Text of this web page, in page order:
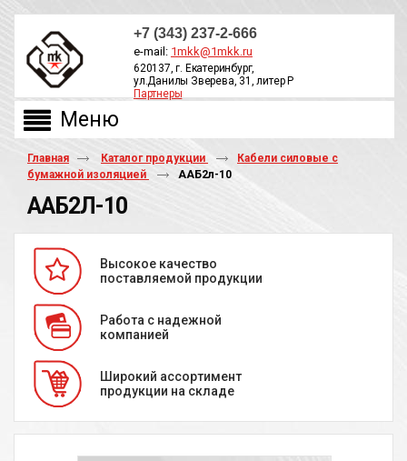
+7 (343) 237-2-666
e-mail: 1mkk@1mkk.ru
620137, г. Екатеринбург,
ул.Данилы Зверева, 31, литер Р
Партнеры
Главная Каталог продукции
Кабели силовые с
бумажной изоляцией
ААБ2л-10
ААБ2Л-10
Высокое качество
поставляемой продукции
Работа с надежной
компанией
Широкий ассортимент
продукции на складе